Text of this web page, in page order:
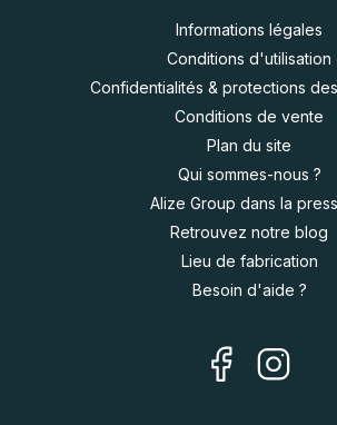
Informations légales
Conditions d'utilisation
Confidentialités & protections
Conditions de vente
Plan du site
Qui sommes-nous ?
Alize Group dans la
Retrouvez notre blog
Lieu de fabrication
Besoin d'aide ?